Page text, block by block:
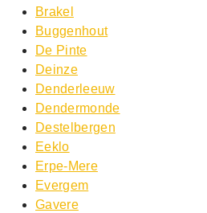
Brakel
Buggenhout
De Pinte
Deinze
Denderleeuw
Dendermonde
Destelbergen
Eeklo
Erpe-Mere
Evergem
Gavere